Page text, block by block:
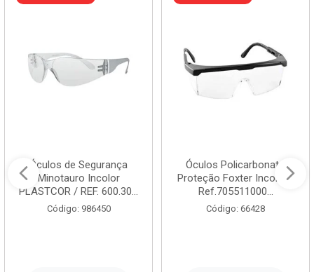
Óculos de Segurança
Minotauro Incolor
PLASTCOR / REF. 600.30...
Código: 986450
Óculos Policarbonato
Proteção Foxter Incolor -
Ref.705511000...
Código: 66428